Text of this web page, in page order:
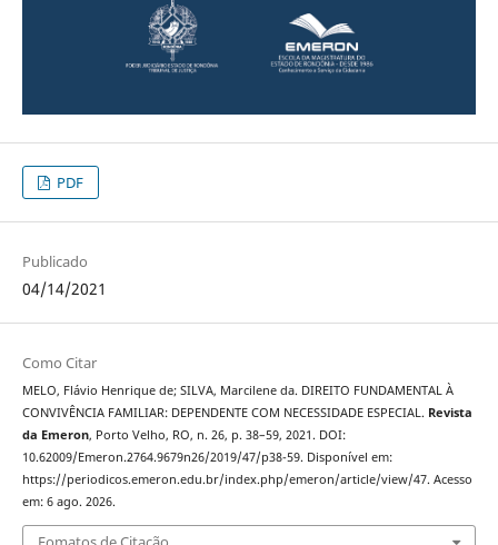
PDF
Publicado
04/14/2021
Como Citar
MELO, Flávio Henrique de; SILVA, Marcilene da. DIREITO FUNDAMENTAL À
CONVIVÊNCIA FAMILIAR: DEPENDENTE COM NECESSIDADE ESPECIAL. Revista
da Emeron, Porto Velho, RO, n. 26, p. 38–59, 2021. DOI:
10.62009/Emeron.2764.9679n26/2019/47/p38-59. Disponível em:
https://periodicos.emeron.edu.br/index.php/emeron/article/view/47. Acesso
em: 6 ago. 2026.